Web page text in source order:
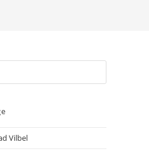
Vilbel